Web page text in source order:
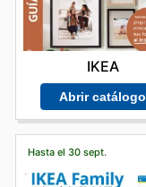
IKEA
Abrir catálogo
Hasta el 30 sept.